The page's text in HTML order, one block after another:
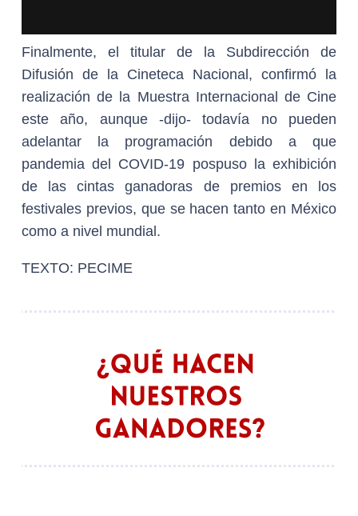
Finalmente, el titular de la Subdirección de
Difusión de la Cineteca Nacional, confirmó la
realización de la Muestra Internacional de Cine
este año, aunque -dijo- todavía no pueden
adelantar la programación debido a que
pandemia del COVID-19 pospuso la exhibición
de las cintas ganadoras de premios en los
festivales previos, que se hacen tanto en México
como a nivel mundial.
TEXTO: PECIME